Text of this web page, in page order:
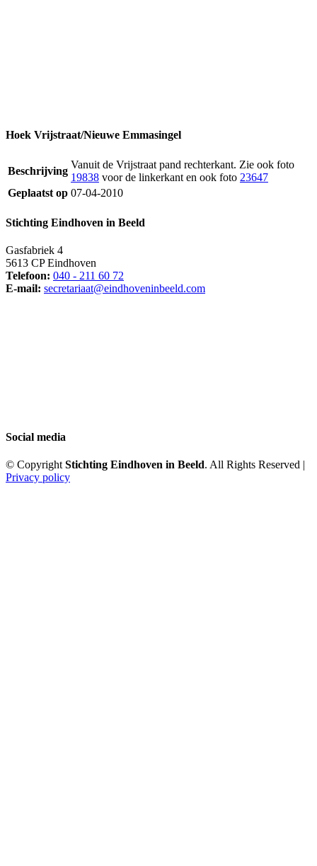
Hoek Vrijstraat/Nieuwe Emmasingel
Beschrijving
Vanuit de Vrijstraat pand rechterkant. Zie ook foto
19838 voor de linkerkant en ook foto 23647
Geplaatst op 07-04-2010
Stichting Eindhoven in Beeld
Gasfabriek 4
5613 CP Eindhoven
Telefoon: 040 - 211 60 72
E-mail: secretariaat@eindhoveninbeeld.com
Social media
© Copyright Stichting Eindhoven in Beeld. All Rights Reserved |
Privacy policy